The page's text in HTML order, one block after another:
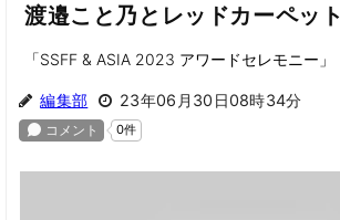
渡邉こと乃とレッドカーペット
「SSFF & ASIA 2023 アワードセレモニー」
編集部 23年06月30日08時34分